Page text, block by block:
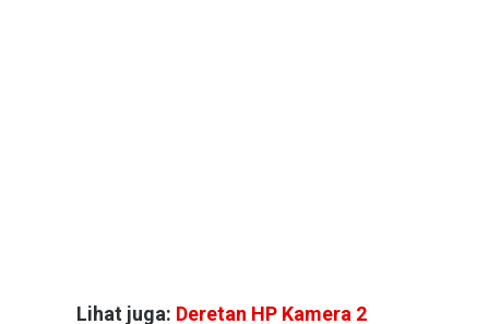
Lihat juga: Deretan HP Kamera 2